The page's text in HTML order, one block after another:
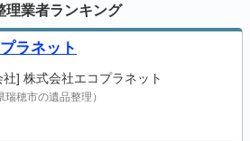
理業者ランキング
ラネット
社] 株式会社エコプラネット
瑞穂市の遺品整理）